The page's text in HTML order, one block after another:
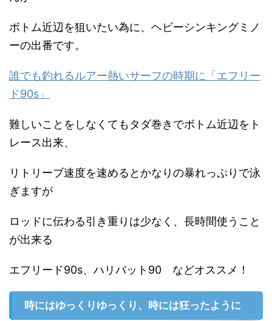
ボトム近辺を狙いたい為に、ヘビーシンキングミノ
ーの出番です。
誰でも釣れるルアー熱いサーフの時期に「エフリー
ド90s」
難しいことをしなくてもタダ巻きでボトム近辺をト
レース出来、
リトリーブ速度を速めるとかなりの暴れっぷりで泳
ぎますが
ロッドに伝わる引き重りは少なく、長時間使うこと
が出来る
エフリード90s、ハリバット90 などオススメ！
時にはゆっくりゆっくり、時には狂ったように